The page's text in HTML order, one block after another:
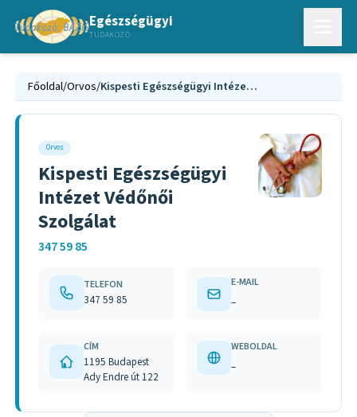
Egészségügyi
TUDAKOZÓ
Főoldal/Orvos/ Kispesti Egészségügyi Intézet Védőnői Szolgálat
Orvos
Kispesti Egészségügyi
Intézet Védőnői
Szolgálat
347 59 85
TELEFON
347 59 85
E-MAIL
–
CÍM
1195 Budapest
Ady Endre út 122
WEBOLDAL
–